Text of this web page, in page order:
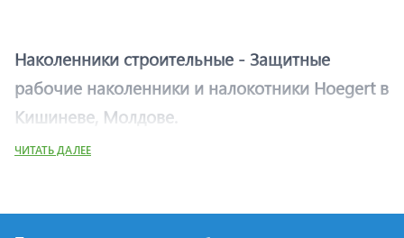
Наколенники строительные - Защитные
рабочие наколенники и налокотники Hoegert в
Кишиневе, Молдове.
ЧИТАТЬ ДАЛЕЕ